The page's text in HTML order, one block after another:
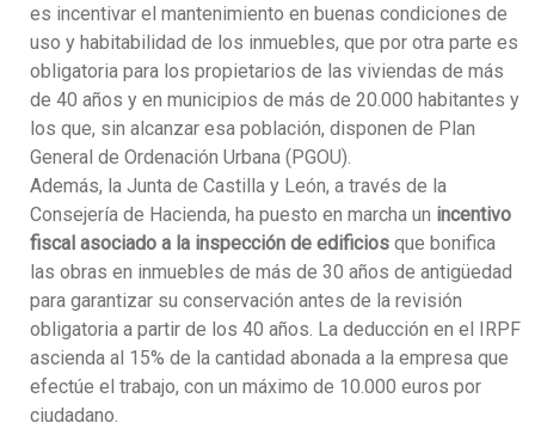
es incentivar el mantenimiento en buenas condiciones de
uso y habitabilidad de los inmuebles, que por otra parte es
obligatoria para los propietarios de las viviendas de más
de 40 años y en municipios de más de 20.000 habitantes y
los que, sin alcanzar esa población, disponen de Plan
General de Ordenación Urbana (PGOU).
Además, la Junta de Castilla y León, a través de la
Consejería de Hacienda, ha puesto en marcha un incentivo
fiscal asociado a la inspección de edificiosque bonifica
las obras en inmuebles de más de 30 años de antigüedad
para garantizar su conservación antes de la revisión
obligatoria a partir de los 40 años. La deducción en el IRPF
ascienda al 15% de la cantidad abonada a la empresa que
efectúe el trabajo, con un máximo de 10.000 euros por
ciudadano.